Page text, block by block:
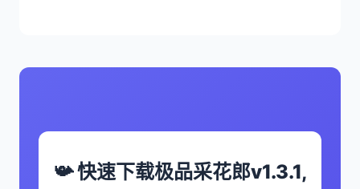
📯 快速下载极品采花郎v1.3.1,